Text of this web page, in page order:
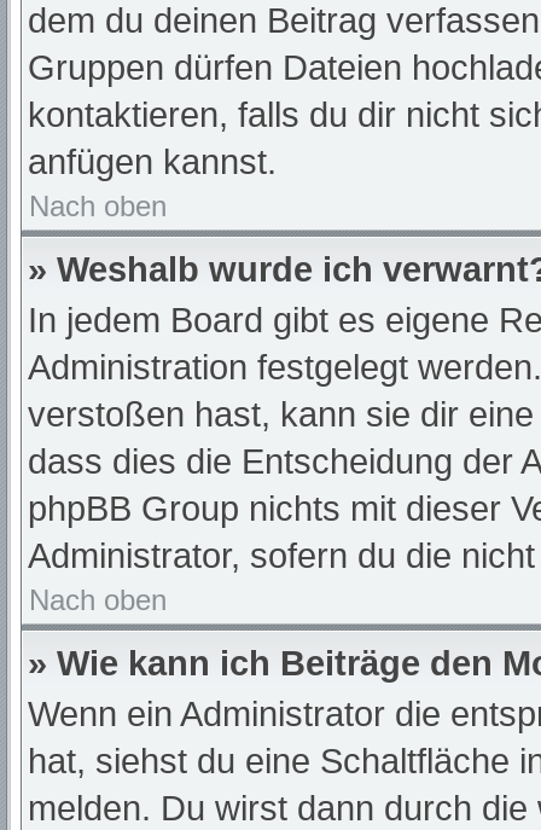
dem du deinen Beitrag
Gruppen dürfen Dateien
kontaktieren, falls du dir nicht
anfügen kannst.
Nach oben
» Weshalb wurde ich
In jedem Board gibt es eigene
Administration festgelegt
verstoßen hast, kann sie dir
dass dies die Entscheidung der
phpBB Group nichts mit dieser
Administrator, sofern du die
Nach oben
» Wie kann ich Beiträge den
Wenn ein Administrator die
hat, siehst du eine Schaltfläche
melden. Du wirst dann durch